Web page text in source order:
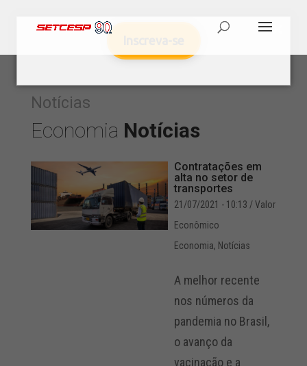
Notícias
Economia Notícias
Contratações em
alta no setor de
transportes
21/07/2021 - 10:13 / Valor
Econômico
Economia, Notícias
A melhor recente
nos números da
pandemia no Brasil,
o avanço da
vacinação e a